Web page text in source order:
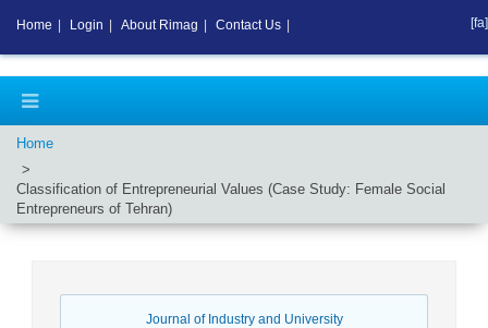
Home
Classification of Entrepreneurial Values (Case Study: Female Social
Entrepreneurs of Tehran)
Journal of Industry and University
Home Login About Rimag Contact Us [fa]